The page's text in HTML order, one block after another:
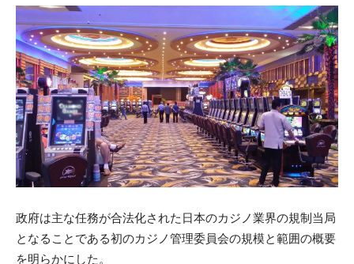
政府は主な任務が合法化された日本のカジノ業界の規制当局
となることである初のカジノ管理委員会の規模と範囲の概要
を明らかにした。